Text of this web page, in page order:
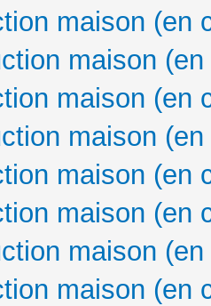
maison (en
maison
maison (en
maison
maison (en
maison (en
maison
maison (en